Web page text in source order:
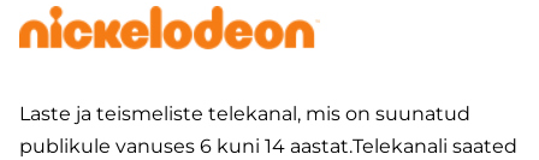
Internet
Telefon
Turvateenused
Laste ja teismeliste telekanal, mis on suunatud
publikule vanuses 6 kuni 14 aastat.Telekanali saated